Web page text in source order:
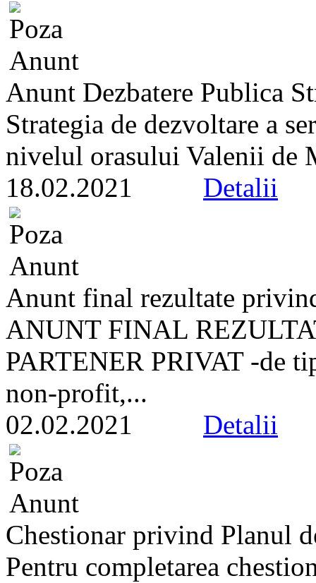
Anunt Dezbatere Publica
Strategia de dezvoltare a
nivelul orasului Valenii de
18.02.2021 Detalii
Anunt final rezultate
ANUNT FINAL
PARTENER PRIVAT -de
non-profit,...
02.02.2021 Detalii
Chestionar privind Planul
Pentru completarea